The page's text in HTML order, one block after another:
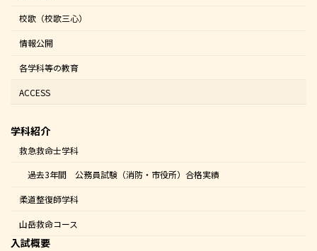
校歌（校歌三心）
情報公開
各学科等の教育
ACCESS
学科紹介
救急救命士学科
過去3年間 公務員試験（消防・市役所）合格実績
柔道整復師学科
山岳救命コース
入試概要